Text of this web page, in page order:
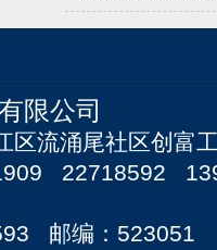
限公司
区流涌尾社区创富
22718592
邮编：523051